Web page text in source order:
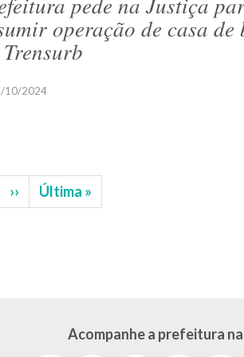
operação de casa de
10/2024
Próxima
página
››
Última
página
Última »
Acompanhe a prefeitura